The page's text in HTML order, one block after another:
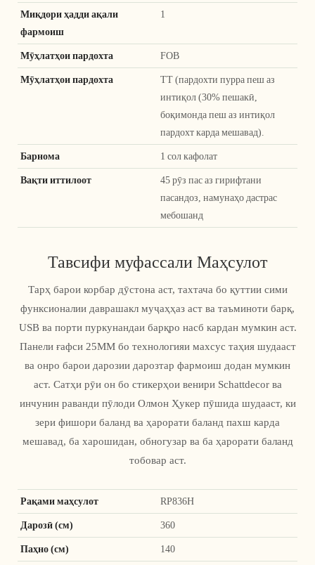
Миқдори ҳадди ақали
фармоиш
1
Мӯҳлатҳои пардохта FOB
Мӯҳлатҳои пардохта
TT (пардохти пурра пеш аз
интиқол (30% пешакӣ,
боқимонда пеш аз интиқол
пардохт карда мешавад).
Барнома 1 сол кафолат
Вақти иттилоот
45 рӯз пас аз гирифтани
пасандоз, намунаҳо дастрас
мебошанд
Тавсифи муфассали Маҳсулот
Тарҳ барои корбар дӯстона аст, тахтача бо қуттии сими
функсионалии даврашакл муҷаҳҳаз аст ва таъминоти барқ,
USB ва порти пуркунандаи барқро насб кардан мумкин аст.
Панели ғафси 25MM бо технологияи махсус таҳия шудааст
ва онро барои дарозии дарозтар фармоиш додан мумкин
аст. Сатҳи рӯи он бо стикерҳои венири Schattdecor ва
инчунин раванди пӯлоди Олмон Ҳукер пӯшида шудааст, ки
зери фишори баланд ва ҳарорати баланд пахш карда
мешавад, ба харошидан, обногузар ва ба ҳарорати баланд
тобовар аст.
Рақами маҳсулот RP836H
Дарозӣ (см) 360
Паҳно (см) 140